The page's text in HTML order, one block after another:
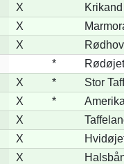
X
X
X
*
X *
Stor
X *
X
X
X